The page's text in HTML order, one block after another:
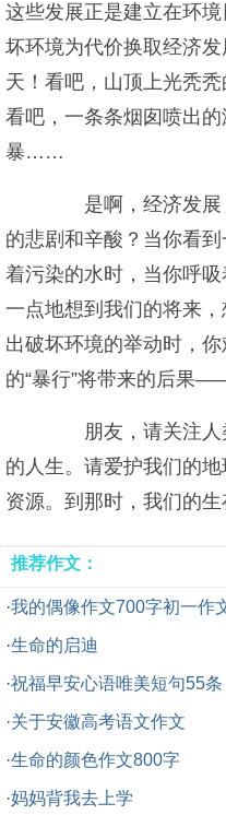
这些发展正是建立在环
坏环境为代价换取经济发
天！看吧，山顶上光秃秃
看吧，一条条烟囱喷出
暴……
是啊，经济发展
的悲剧和辛酸？当你看
着污染的水时，当你呼
一点地想到我们的将来
出破坏环境的举动时，
的“暴行”将带来的后果
朋友，请关注人
的人生。请爱护我们的
资源。到那时，我们的生
推荐作文：
·我的偶像作文700字初一作
·生命的启迪
·祝福早安心语唯美短句55条
·关于安徽高考语文作文
·生命的颜色作文800字
·妈妈背我去上学